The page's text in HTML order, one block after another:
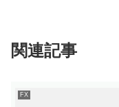
関連記事
FX